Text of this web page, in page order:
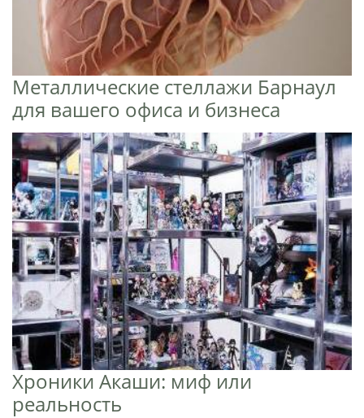
Металлические стеллажи Барнаул
для вашего офиса и бизнеса
Хроники Акаши: миф или
реальность